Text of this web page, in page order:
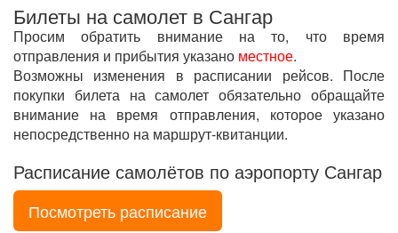
Билеты на самолет в Сангар
Просим обратить внимание на то, что время
отправления и прибытия указано местное.
Возможны изменения в расписании рейсов. После
покупки билета на самолет обязательно обращайте
внимание на время отправления, которое указано
непосредственно на маршрут-квитанции.
Расписание самолётов по аэропорту Сангар
Посмотреть расписание